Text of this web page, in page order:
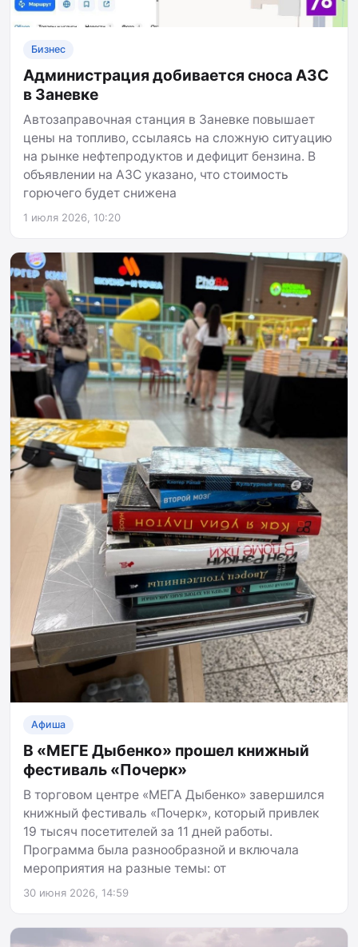
Бизнес
Администрация добивается сноса АЗС
в Заневке
Автозаправочная станция в Заневке повышает
цены на топливо, ссылаясь на сложную ситуацию
на рынке нефтепродуктов и дефицит бензина. В
объявлении на АЗС указано, что стоимость
горючего будет снижена
1 июля 2026, 10:20
Афиша
В «МЕГЕ Дыбенко» прошел книжный
фестиваль «Почерк»
В торговом центре «МЕГА Дыбенко» завершился
книжный фестиваль «Почерк», который привлек
19 тысяч посетителей за 11 дней работы.
Программа была разнообразной и включала
мероприятия на разные темы: от
30 июня 2026, 14:59